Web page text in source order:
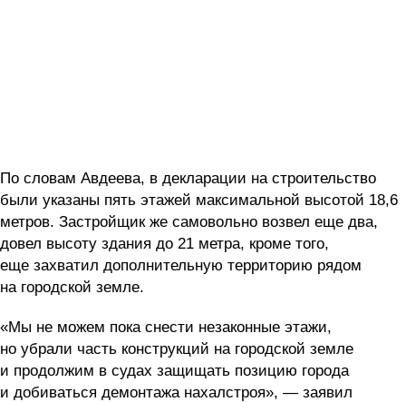
По словам Авдеева, в декларации на строительство
были указаны пять этажей максимальной высотой 18,6
метров. Застройщик же самовольно возвел еще два,
довел высоту здания до 21 метра, кроме того,
еще захватил дополнительную территорию рядом
на городской земле.
«Мы не можем пока снести незаконные этажи,
но убрали часть конструкций на городской земле
и продолжим в судах защищать позицию города
и добиваться демонтажа нахалстроя», — заявил